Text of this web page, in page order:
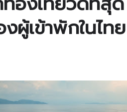
ผู้เข้าพักในไทย